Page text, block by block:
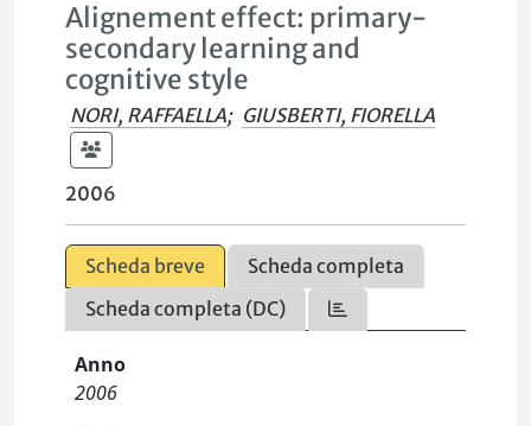
Alignement effect: primary-
secondary learning and
cognitive style
NORI, RAFFAELLA; GIUSBERTI, FIORELLA
2006
Scheda breve
Scheda completa
Scheda completa (DC)
Anno
2006